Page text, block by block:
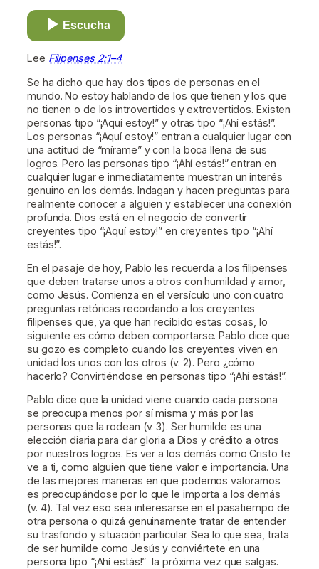
Escucha
Lee Filipenses 2:1–4
Se ha dicho que hay dos tipos de personas en el
mundo. No estoy hablando de los que tienen y los que
no tienen o de los introvertidos y extrovertidos. Existen
personas tipo “¡Aquí estoy!” y otras tipo “¡Ahí estás!”.
Los personas “¡Aquí estoy!” entran a cualquier lugar con
una actitud de “mírame” y con la boca llena de sus
logros. Pero las personas tipo “¡Ahí estás!” entran en
cualquier lugar e inmediatamente muestran un interés
genuino en los demás. Indagan y hacen preguntas para
realmente conocer a alguien y establecer una conexión
profunda. Dios está en el negocio de convertir
creyentes tipo “¡Aquí estoy!” en creyentes tipo “¡Ahí
estás!”.
En el pasaje de hoy, Pablo les recuerda a los filipenses
que deben tratarse unos a otros con humildad y amor,
como Jesús. Comienza en el versículo uno con cuatro
preguntas retóricas recordando a los creyentes
filipenses que, ya que han recibido estas cosas, lo
siguiente es cómo deben comportarse. Pablo dice que
su gozo es completo cuando los creyentes viven en
unidad los unos con los otros (v. 2). Pero ¿cómo
hacerlo? Convirtiéndose en personas tipo “¡Ahí estás!”.
Pablo dice que la unidad viene cuando cada persona
se preocupa menos por sí misma y más por las
personas que la rodean (v. 3). Ser humilde es una
elección diaria para dar gloria a Dios y crédito a otros
por nuestros logros. Es ver a los demás como Cristo te
ve a ti, como alguien que tiene valor e importancia. Una
de las mejores maneras en que podemos valorarnos
es preocupándose por lo que le importa a los demás
(v. 4). Tal vez eso sea interesarse en el pasatiempo de
otra persona o quizá genuinamente tratar de entender
su trasfondo y situación particular. Sea lo que sea, trata
de ser humilde como Jesús y conviértete en una
persona tipo “¡Ahí estás!” la próxima vez que salgas.